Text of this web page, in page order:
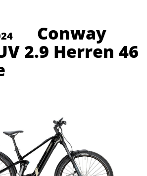
Conway
2.9 Herren 46